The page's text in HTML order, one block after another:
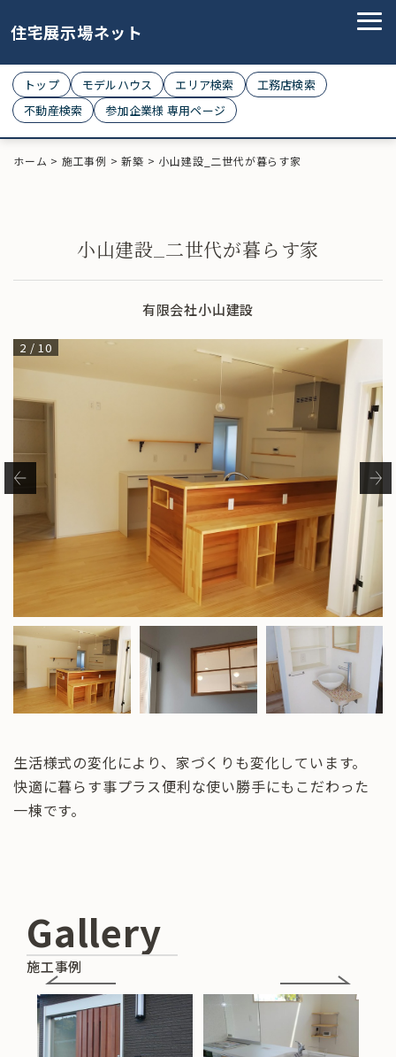
住宅展示場ネット
トップ モデルハウス エリア検索
工務店検索
不動産検索
参加企業様 専用ページ
ホーム > 施工事例 >新築 > 小山建設_二世代が暮らす家
小山建設_二世代が暮らす家
有限会社小山建設
2 /10
生活様式の変化により、家づくりも変化しています。
快適に暮らす事プラス便利な使い勝手にもこだわった
一棟です。
Gallery
施工事例